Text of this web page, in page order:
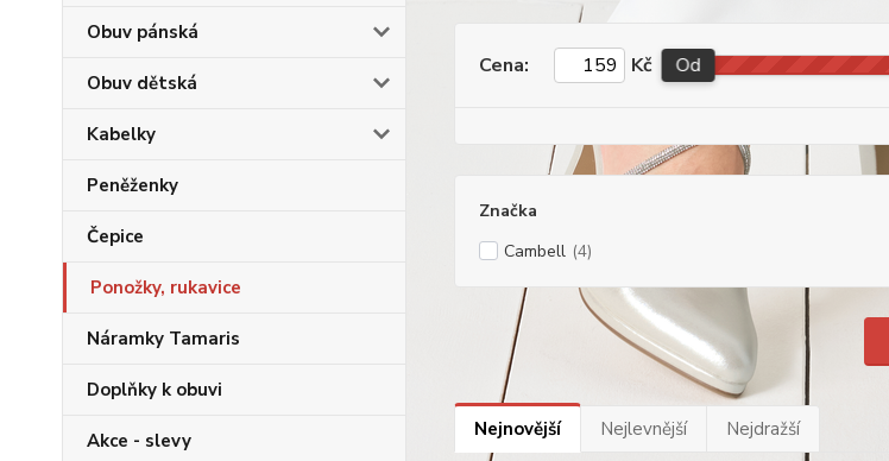
Obuv pánská
Obuv dětská
Kabelky
Peněženky
Čepice
Ponožky, rukavice
Náramky Tamaris
Doplňky k obuvi
Akce - slevy
Cena: Kč Od
Značka
Cambell (4)
Nejnovější Nejlevnější Nejdražší